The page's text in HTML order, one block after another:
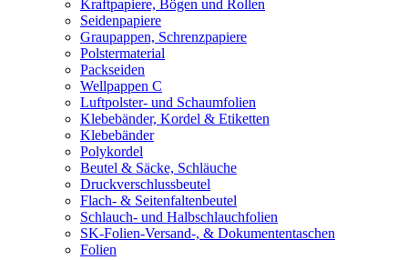
Kraftpapiere, Bögen und Rollen
Seidenpapiere
Graupappen, Schrenzpapiere
Polstermaterial
Packseiden
Wellpappen C
Luftpolster- und Schaumfolien
Klebebänder, Kordel & Etiketten
Klebebänder
Polykordel
Beutel & Säcke, Schläuche
Druckverschlussbeutel
Flach- & Seitenfaltenbeutel
Schlauch- und Halbschlauchfolien
SK-Folien-Versand-, & Dokumententaschen
Folien